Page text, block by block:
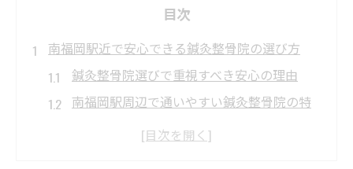
目次
南福岡駅近で安心できる鍼灸整骨院の選び方
鍼灸整骨院選びで重視すべき安心の理由
南福岡駅周辺で通いやすい鍼灸整骨院の特